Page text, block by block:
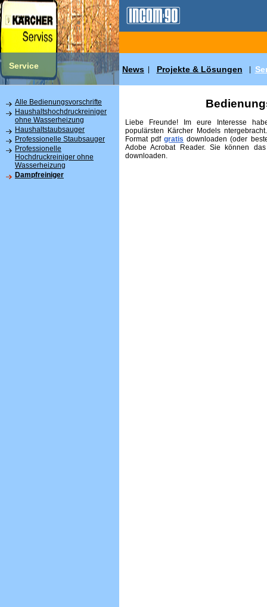
Service News Projekte & Lösungen
Alle Bedienungsvorschrifte
Haushaltshochdruckreiniger
ohne Wasserheizung
Haushaltstaubsauger
Professionelle Staubsauger
Professionelle
Hochdruckreiniger ohne
Wasserheizung
Dampfreiniger
Liebe Freunde! Im eure Interesse
populärsten Kärcher Models
Format pdfgratis downloaden (oder
Adobe Acrobat Reader. Sie können
downloaden.